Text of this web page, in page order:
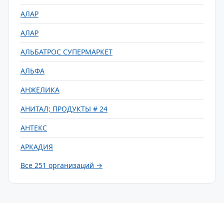
АЛАР
АЛАР
АЛЬБАТРОС СУПЕРМАРКЕТ
АЛЬФА
АНЖЕЛИКА
АНИТАЛ; ПРОДУКТЫ # 24
АНТЕКС
АРКАДИЯ
Все 251 организаций →